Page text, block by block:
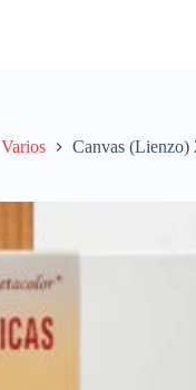
Varios Canvas (Lienzo)